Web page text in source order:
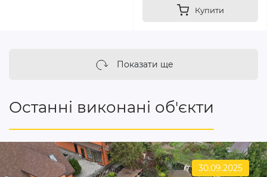
Купити
Показати ще
Останні виконані об'єкти
30.09.2025